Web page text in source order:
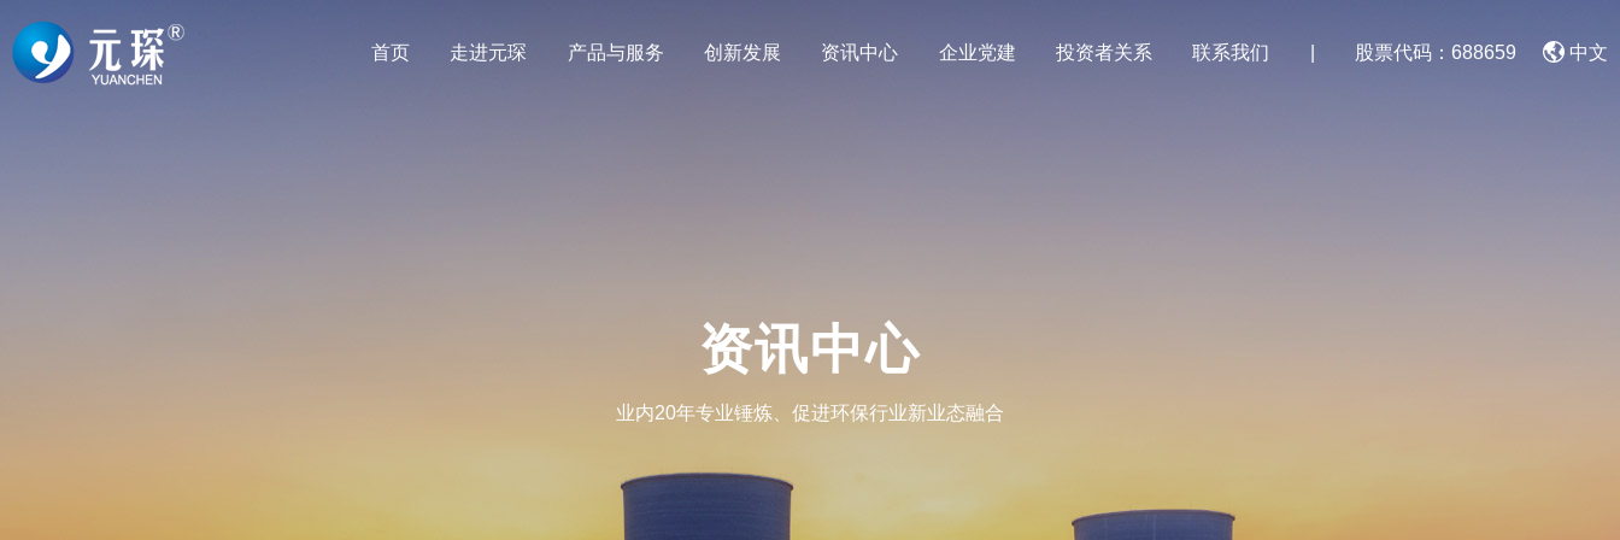
首页 走进元琛 产品与服务 创新发展 资讯中心 企业党建 投资者关系 联系我们 股票代码：688659 中文
资讯中心
业内20年专业锤炼、促进环保行业新业态融合